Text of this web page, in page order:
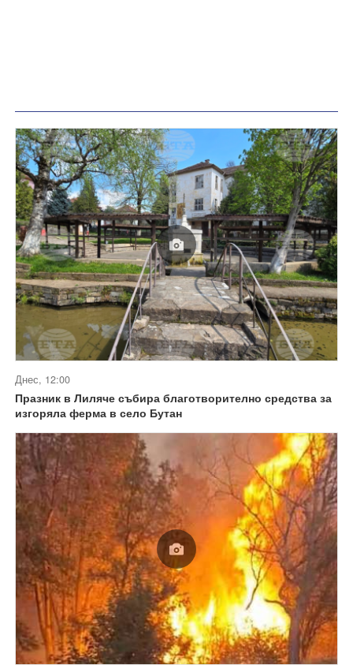
Днес, 12:00
Празник в Лиляче събира благотворително средства за
изгоряла ферма в село Бутан